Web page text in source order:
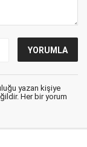
yazan kişiye
Her bir yorum